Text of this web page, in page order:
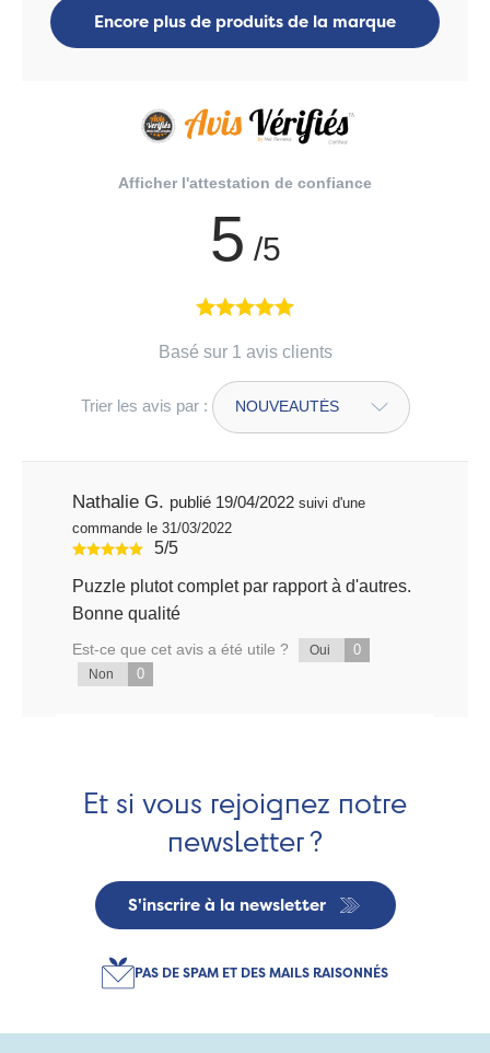
Encore plus de produits de la marque
Afficher l'attestation de confiance
5 /5
Basé sur 1 avis clients
Trier les avis par :
Nathalie G. publié 19/04/2022 suivi d'une
commande le 31/03/2022
5/5
Puzzle plutot complet par rapport à d'autres.
Bonne qualité
Est-ce que cet avis a été utile ? Oui 0
Non 0
Et si vous rejoignez notre
newsletter ?
S'inscrire à la newsletter
PAS DE SPAM ET DES MAILS RAISONNÉS